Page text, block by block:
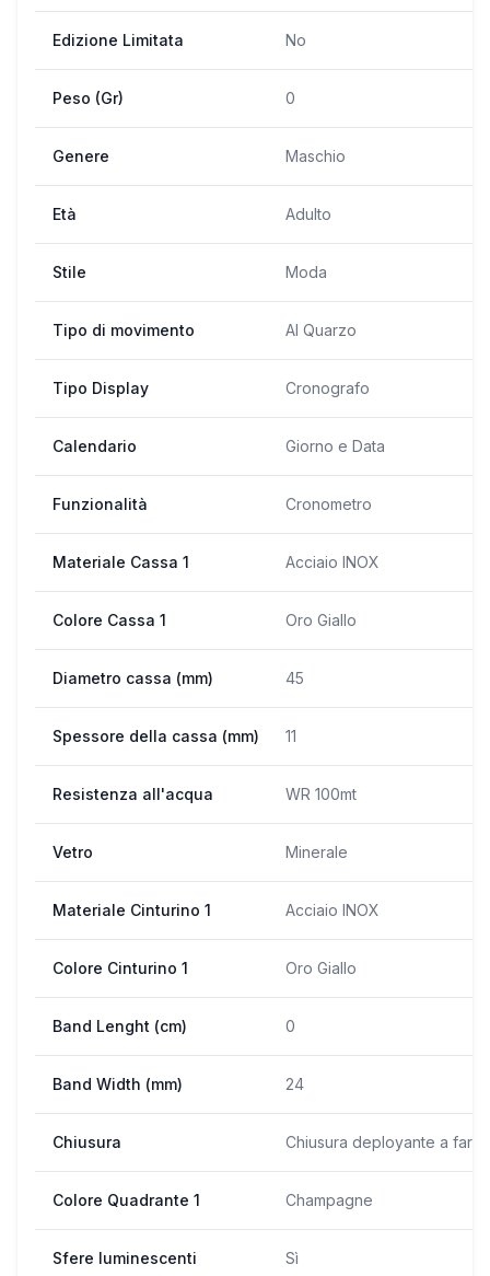
Edizione Limitata No
Peso (Gr) 0
Genere Maschio
Età Adulto
Stile Moda
Tipo di movimento Al Quarzo
Tipo Display Cronografo
Calendario Giorno e Data
Funzionalità Cronometro
Materiale Cassa 1 Acciaio INOX
Colore Cassa 1 Oro Giallo
Diametro cassa (mm) 45
Spessore della cassa (mm) 11
Resistenza all'acqua WR 100mt
Vetro Minerale
Materiale Cinturino 1 Acciaio INOX
Colore Cinturino 1 Oro Giallo
Band Lenght (cm) 0
Band Width (mm) 24
Chiusura Chiusura deployante a
Colore Quadrante 1 Champagne
Sfere luminescenti Sì